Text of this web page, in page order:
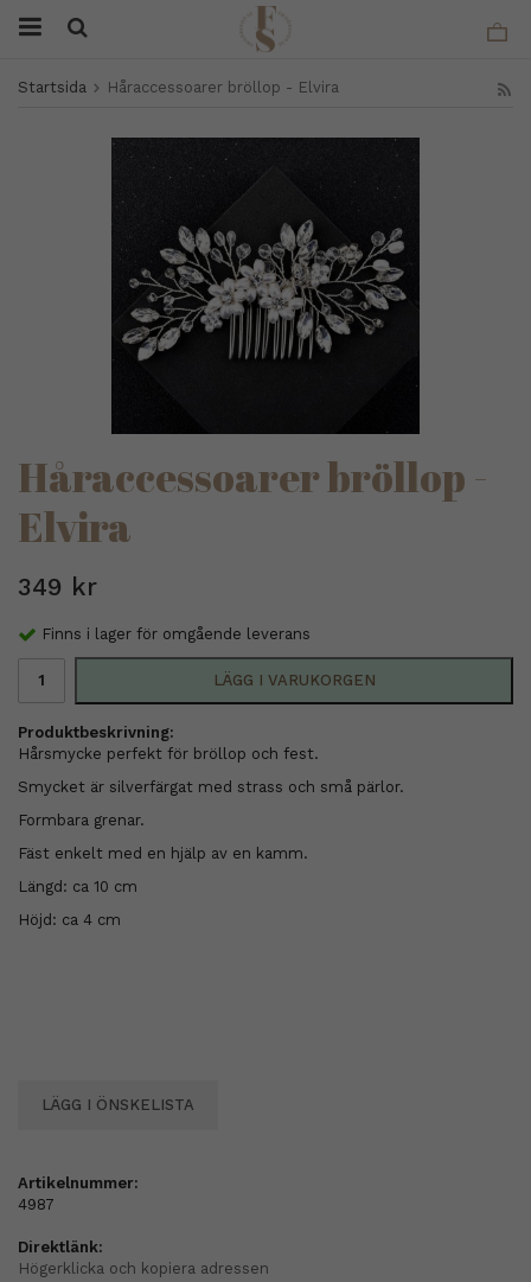
Startsida Håraccessoarer bröllop - Elvira
Håraccessoarer bröllop -
Elvira
349 kr
Finns i lager för omgående leverans
LÄGG I VARUKORGEN
Produktbeskrivning:
Hårsmycke perfekt för bröllop och fest.
Smycket är silverfärgat med strass och små pärlor.
Formbara grenar.
Fäst enkelt med en hjälp av en kamm.
Längd: ca 10 cm
Höjd: ca 4 cm
LÄGG I ÖNSKELISTA
Artikelnummer:
4987
Direktlänk:
Högerklicka och kopiera adressen